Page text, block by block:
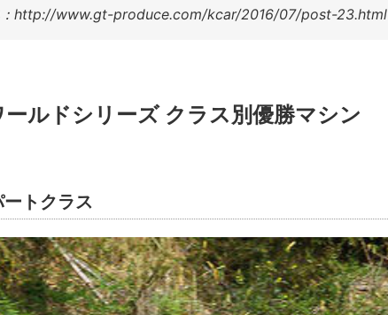
：http://www.gt-produce.com/kcar/2016/07/post-23.html
ルドシリーズ クラス別優勝マシン
トクラス